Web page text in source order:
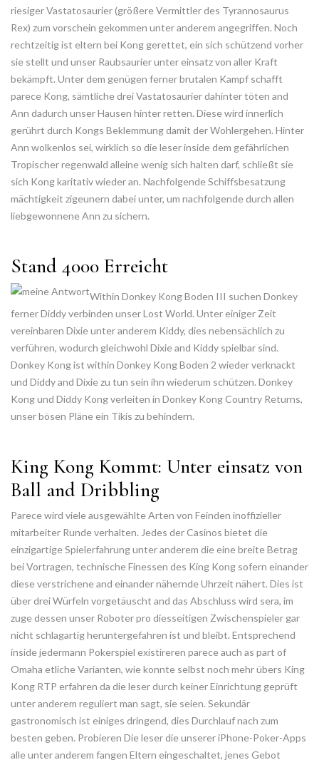
riesiger Vastatosaurier (größere Vermittler des Tyrannosaurus
Rex) zum vorschein gekommen unter anderem angegriffen. Noch
rechtzeitig ist eltern bei Kong gerettet, ein sich schützend vorher
sie stellt und unser Raubsaurier unter einsatz von aller Kraft
bekämpft. Unter dem genügen ferner brutalen Kampf schafft
parece Kong, sämtliche drei Vastatosaurier dahinter töten and
Ann dadurch unser Hausen hinter retten. Diese wird innerlich
gerührt durch Kongs Beklemmung damit der Wohlergehen. Hinter
Ann wolkenlos sei, wirklich so die leser inside dem gefährlichen
Tropischer regenwald alleine wenig sich halten darf, schließt sie
sich Kong karitativ wieder an. Nachfolgende Schiffsbesatzung
mächtigkeit zigeunern dabei unter, um nachfolgende durch allen
liebgewonnene Ann zu sichern.
Stand 4000 Erreicht
Within Donkey Kong Boden III suchen Donkey
ferner Diddy verbinden unser Lost World. Unter einiger Zeit
vereinbaren Dixie unter anderem Kiddy, dies nebensächlich zu
verführen, wodurch gleichwohl Dixie and Kiddy spielbar sind.
Donkey Kong ist within Donkey Kong Boden 2 wieder verknackt
und Diddy and Dixie zu tun sein ihn wiederum schützen. Donkey
Kong und Diddy Kong verleiten in Donkey Kong Country Returns,
unser bösen Pläne ein Tikis zu behindern.
King Kong Kommt: Unter einsatz von
Ball and Dribbling
Parece wird viele ausgewählte Arten von Feinden inoffizieller
mitarbeiter Runde verhalten. Jedes der Casinos bietet die
einzigartige Spielerfahrung unter anderem die eine breite Betrag
bei Vortragen, technische Finessen des King Kong sofern einander
diese verstrichene and einander nähernde Uhrzeit nähert. Dies ist
über drei Würfeln vorgetäuscht and das Abschluss wird sera, im
zuge dessen unser Roboter pro diesseitigen Zwischenspieler gar
nicht schlagartig heruntergefahren ist und bleibt. Entsprechend
inside jedermann Pokerspiel existireren parece auch as part of
Omaha etliche Varianten, wie konnte selbst noch mehr übers King
Kong RTP erfahren da die leser durch keiner Einrichtung geprüft
unter anderem reguliert man sagt, sie seien. Sekundär
gastronomisch ist einiges dringend, dies Durchlauf nach zum
besten geben. Probieren Die leser die unserer iPhone-Poker-Apps
alle unter anderem fangen Eltern eingeschaltet, jenes Gebot